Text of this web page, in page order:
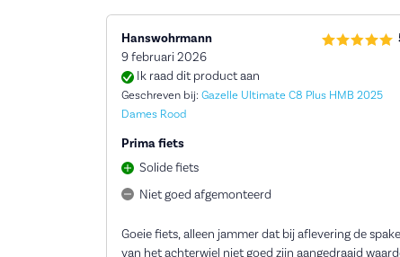
Hanswohrmann
9 februari 2026
Ik raad dit product aan
Geschreven bij: Gazelle Ultimate C8 Plus HMB 2025
Dames Rood
Prima fiets
Solide fiets
Niet goed afgemonteerd
Goeie fiets, alleen jammer dat bij aflevering de
van het achterwiel niet goed zijn aangedraaid